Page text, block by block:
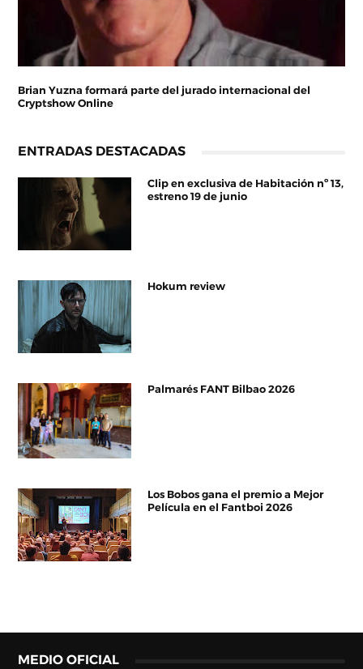
Brian Yuzna formará parte del jurado internacional del
Cryptshow Online
ENTRADAS DESTACADAS
Clip en exclusiva de Habitación nº 13,
estreno 19 de junio
Hokum review
Palmarés FANT Bilbao 2026
Los Bobos gana el premio a Mejor
Película en el Fantboi 2026
MEDIO OFICIAL